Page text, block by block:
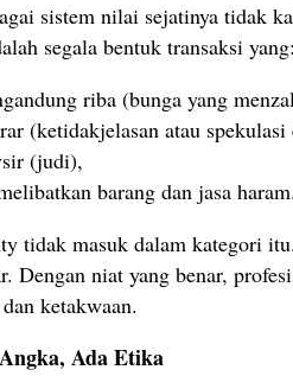
sistem nilai sejatinya tidak
segala bentuk transaksi yang:
riba (bunga yang
(ketidakjelasan atau spekulasi
(judi),
barang dan jasa haram.
tidak masuk dalam kategori
Dengan niat yang benar,
ketakwaan.
Ada Etika